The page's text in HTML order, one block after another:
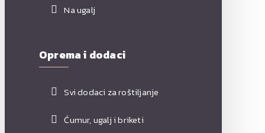
Na ugalj
Oprema i dodaci
Svi dodaci za roštiljanje
Ćumur, ugalj i briketi